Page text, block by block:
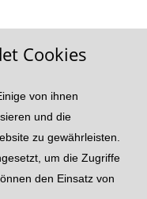
Akademie
Datenschutzhinweise
Cookies
von ihnen
und die
zu gewährleisten.
um die Zugriffe
den Einsatz von